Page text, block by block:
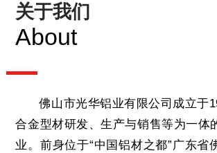
关于我们
About
佛山市光华铝业有限公司成立于
合金型材研发、生产与销售等为一体
业。前身位于“中国铝材之都”广东省